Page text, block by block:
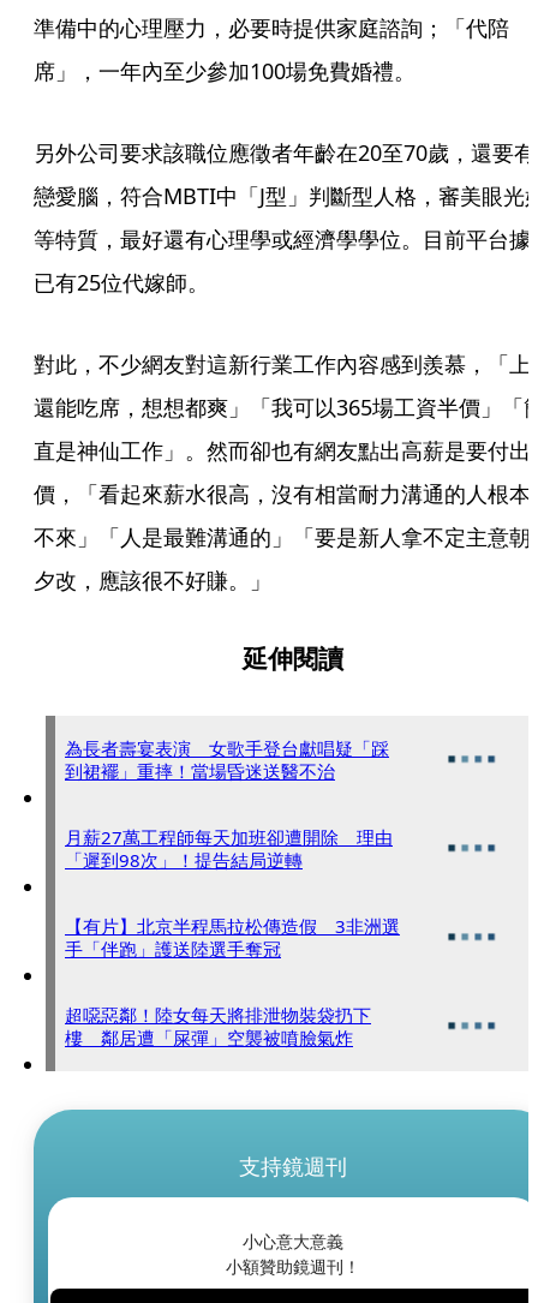
準備中的心理壓力，必要時提供家庭諮詢；「代陪
席」，一年內至少參加100場免費婚禮。
另外公司要求該職位應徵者年齡在20至70歲，還要有
戀愛腦，符合MBTI中「J型」判斷型人格，審美眼光
等特質，最好還有心理學或經濟學學位。目前平台據
已有25位代嫁師。
對此，不少網友對這新行業工作內容感到羨慕，「上
還能吃席，想想都爽」「我可以365場工資半價」「
直是神仙工作」。然而卻也有網友點出高薪是要付出
價，「看起來薪水很高，沒有相當耐力溝通的人根本
不來」「人是最難溝通的」「要是新人拿不定主意朝
夕改，應該很不好賺。」
延伸閱讀
為長者壽宴表演 女歌手登台獻唱疑「踩
到裙襬」重摔！當場昏迷送醫不治
月薪27萬工程師每天加班卻遭開除 理由
「遲到98次」！提告結局逆轉
【有片】北京半程馬拉松傳造假 3非洲選
手「伴跑」護送陸選手奪冠
超噁惡鄰！陸女每天將排泄物裝袋扔下
樓 鄰居遭「屎彈」空襲被噴臉氣炸
支持鏡週刊
小心意大意義
小額贊助鏡週刊！